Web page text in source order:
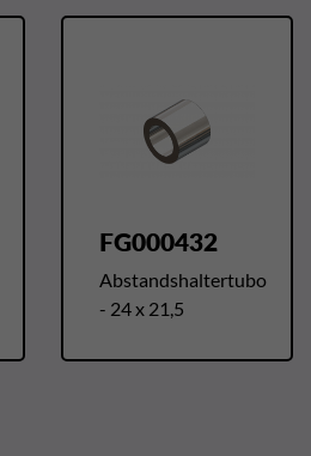
FG000432
Abstandshaltertubo
- 24 x 21,5